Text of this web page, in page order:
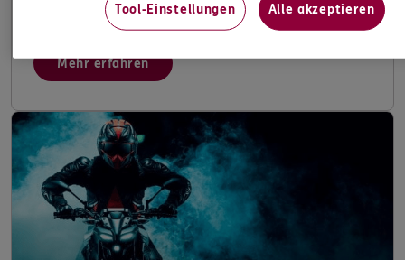
Sie stehen auf pure Offroad-Action!!
Mehr erfahren
Tool-Einstellungen Alle akzeptieren